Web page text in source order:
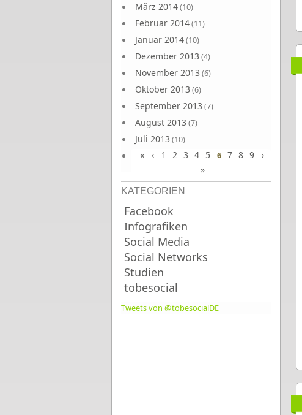
März 2014(10)
Februar 2014(11)
Januar 2014(10)
Dezember 2013 (4)
November 2013 (6)
Oktober 2013 (6)
September 2013 (7)
August 2013 (7)
Juli 2013 (10)
Juni 2013(10)
« ‹ 1 2 3 4 5 6 7 8 9
›
»
KATEGORIEN
Facebook
Infografiken
Social Media
Social Networks
Studien
tobesocial
Tweets von @tobesocialDE